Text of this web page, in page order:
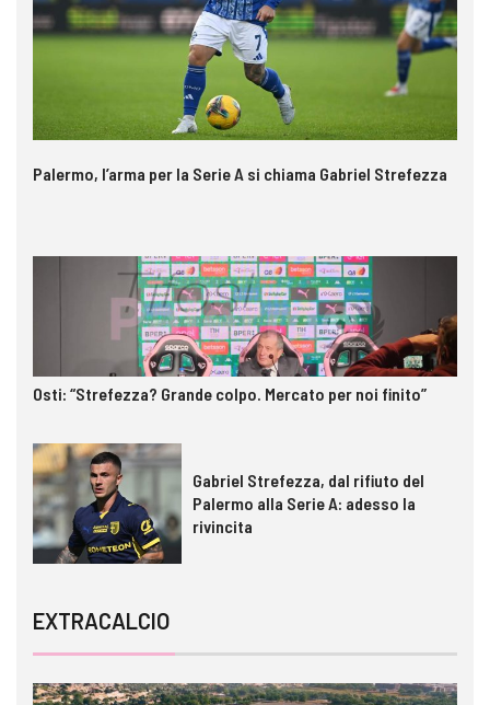
Palermo, l’arma per la Serie A si chiama Gabriel Strefezza
Osti: “Strefezza? Grande colpo. Mercato per noi finito”
Gabriel Strefezza, dal rifiuto del
Palermo alla Serie A: adesso la
rivincita
EXTRACALCIO